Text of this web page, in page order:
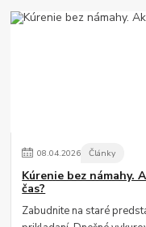
08.04.2026 Články
Kúrenie bez
čas?
Zabudnite na staré